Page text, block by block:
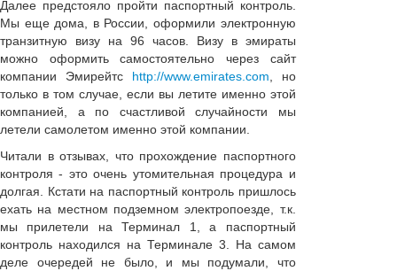
Далее предстояло пройти паспортный контроль.
Мы еще дома, в России, оформили электронную
транзитную визу на 96 часов. Визу в эмираты
можно оформить самостоятельно через сайт
компании Эмирейтс http://www.emirates.com , но
только в том случае, если вы летите именно этой
компанией, а по счастливой случайности мы
летели самолетом именно этой компании.
Читали в отзывах, что прохождение паспортного
контроля - это очень утомительная процедура и
долгая. Кстати на паспортный контроль пришлось
ехать на местном подземном электропоезде, т.к.
мы прилетели на Терминал 1, а паспортный
контроль находился на Терминале 3. На самом
деле очередей не было, и мы подумали, что